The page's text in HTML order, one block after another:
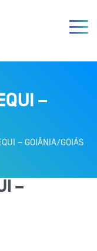
–
– GOIÂNIA/GOIÁS
–